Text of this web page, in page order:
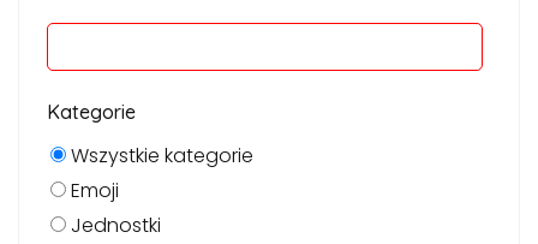
Kategorie
Wszystkie kategorie
Emoji
Jednostki